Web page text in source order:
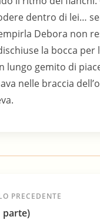
PRECEDENTE
parte)